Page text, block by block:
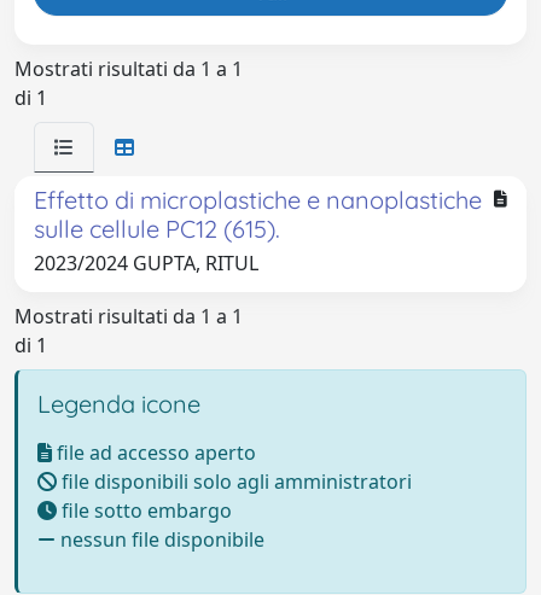
Mostrati risultati da 1 a 1
di 1
Effetto di microplastiche e nanoplastiche
sulle cellule PC12 (615).
2023/2024 GUPTA, RITUL
Mostrati risultati da 1 a 1
di 1
Legenda icone
file ad accesso aperto
file disponibili solo agli amministratori
file sotto embargo
nessun file disponibile